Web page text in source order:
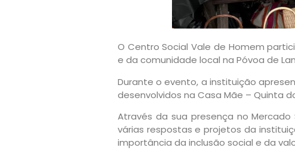
O Centro Social Vale de Homem
e da comunidade local na Póvoa de
Durante o evento, a instituição
desenvolvidos na Casa Mãe – Quinta
Através da sua presença no
várias respostas e projetos da
importância da inclusão social e da